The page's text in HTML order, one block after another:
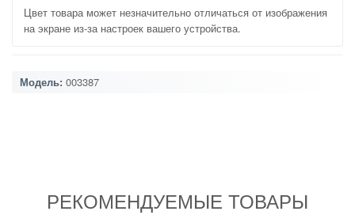
Цвет товара может незначительно отличаться от изображения
на экране из-за настроек вашего устройства.
Модель: 003387
РЕКОМЕНДУЕМЫЕ ТОВАРЫ